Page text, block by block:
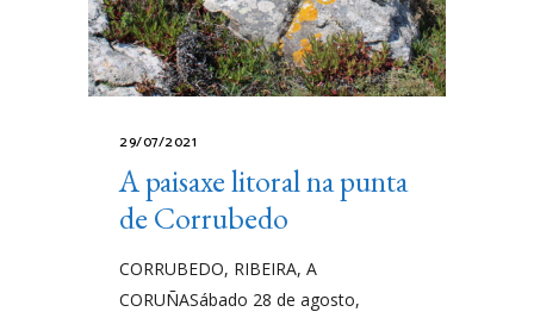
29/07/2021
A paisaxe litoral na punta
de Corrubedo
CORRUBEDO, RIBEIRA, A
CORUÑASábado 28 de agosto,